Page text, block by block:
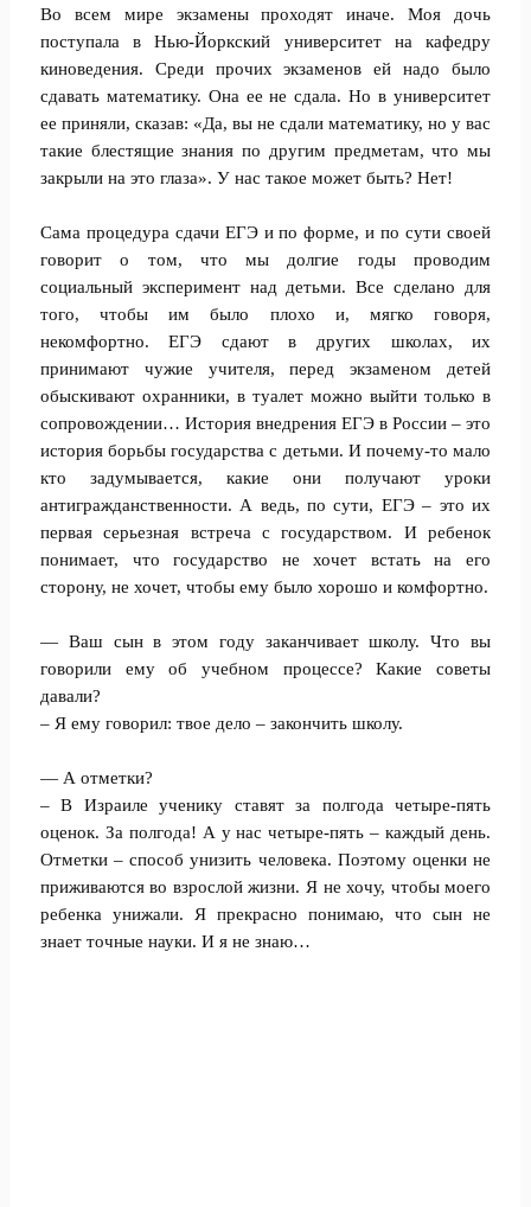
Во всем мире экзамены проходят иначе. Моя дочь
поступала в Нью-Йоркский университет на кафедру
киноведения. Среди прочих экзаменов ей надо было
сдавать математику. Она ее не сдала. Но в университет
ее приняли, сказав: «Да, вы не сдали математику, но у вас
такие блестящие знания по другим предметам, что мы
закрыли на это глаза». У нас такое может быть? Нет!
Сама процедура сдачи ЕГЭ и по форме, и по сути своей
говорит о том, что мы долгие годы проводим
социальный эксперимент над детьми. Все сделано для
того, чтобы им было плохо и, мягко говоря,
некомфортно. ЕГЭ сдают в других школах, их
принимают чужие учителя, перед экзаменом детей
обыскивают охранники, в туалет можно выйти только в
сопровождении… История внедрения ЕГЭ в России – это
история борьбы государства с детьми. И почему-то мало
кто задумывается, какие они получают уроки
антигражданственности. А ведь, по сути, ЕГЭ – это их
первая серьезная встреча с государством. И ребенок
понимает, что государство не хочет встать на его
сторону, не хочет, чтобы ему было хорошо и комфортно.
— Ваш сын в этом году заканчивает школу. Что вы
говорили ему об учебном процессе? Какие советы
давали?
– Я ему говорил: твое дело – закончить школу.
— А отметки?
– В Израиле ученику ставят за полгода четыре-пять
оценок. За полгода! А у нас четыре-пять – каждый день.
Отметки – способ унизить человека. Поэтому оценки не
приживаются во взрослой жизни. Я не хочу, чтобы моего
ребенка унижали. Я прекрасно понимаю, что сын не
знает точные науки. И я не знаю…